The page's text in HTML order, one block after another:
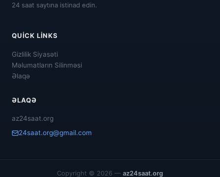
24 saat saytına istinad edin.
QUICK LINKS
Gizlilik Siyasəti
Məlumatların Silinməsi
Əlaqə
ƏLAQƏ
az24saat.org
24saat.org@gmail.com
Copyright © 2026 — az24saat.org